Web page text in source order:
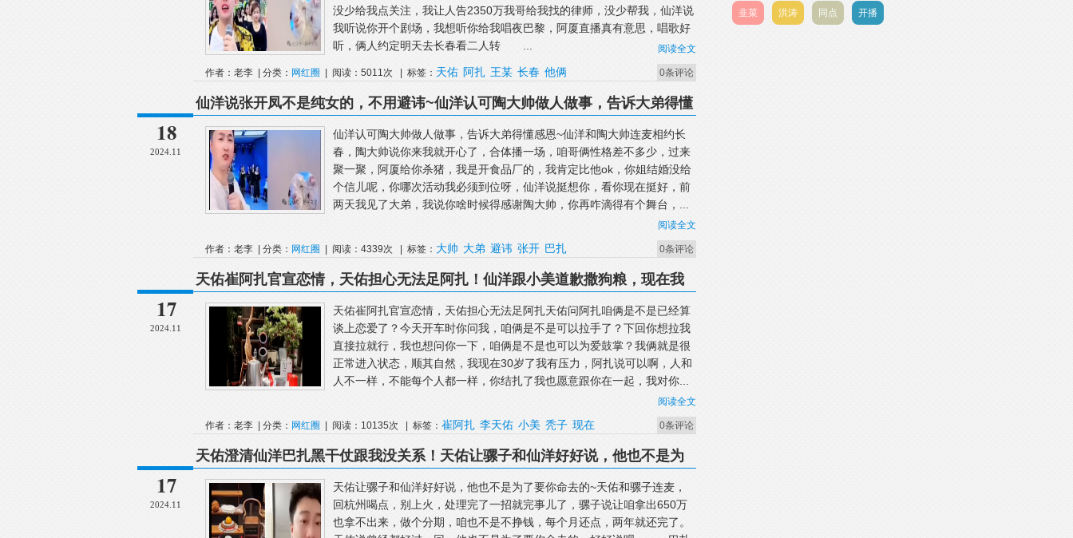
没少给我点关注，我让人告2350万我哥给我找的律师，没少帮我，仙洋说
我听说你开个剧场，我想听你给我唱夜巴黎，阿厦直播真有意思，唱歌好
听，俩人约定明天去长春看二人转 ...
阅读全文
0条评论
作者：老李 | 分类： 网红圈 | 阅读：5011次 | 标签： 天佑 阿扎 王某 长春 他俩
18
2024.11
仙洋说张开凤不是纯女的，不用避讳~仙洋认可陶大帅做人做事，告诉大弟得懂
感恩~
仙洋认可陶大帅做人做事，告诉大弟得懂感恩~仙洋和陶大帅连麦相约长
春，陶大帅说你来我就开心了，合体播一场，咱哥俩性格差不多少，过来
聚一聚，阿厦给你杀猪，我是开食品厂的，我肯定比他ok，你姐结婚没给
个信儿呢，你哪次活动我必须到位呀，仙洋说挺想你，看你现在挺好，前
两天我见了大弟，我说你啥时候得感谢陶大帅，你再咋滴得有个舞台，...
阅读全文
0条评论
作者：老李 | 分类： 网红圈 | 阅读：4339次 | 标签： 大帅 大弟 避讳 张开 巴扎
17
2024.11
天佑崔阿扎官宣恋情，天佑担心无法足阿扎！仙洋跟小美道歉撒狗粮，现在我
对女人比较伤心~
天佑崔阿扎官宣恋情，天佑担心无法足阿扎天佑问阿扎咱俩是不是已经算
谈上恋爱了？今天开车时你问我，咱俩是不是可以拉手了？下回你想拉我
直接拉就行，我也想问你一下，咱俩是不是也可以为爱鼓掌？我俩就是很
正常进入状态，顺其自然，我现在30岁了我有压力，阿扎说可以啊，人和
人不一样，不能每个人都一样，你结扎了我也愿意跟你在一起，我对你...
阅读全文
0条评论
作者：老李 | 分类： 网红圈 | 阅读：10135次 | 标签： 崔阿扎 李天佑 小美 秃子 现在
17
2024.11
天佑澄清仙洋巴扎黑干仗跟我没关系！天佑让骡子和仙洋好好说，他也不是为
了要你命去的~
天佑让骡子和仙洋好好说，他也不是为了要你命去的~天佑和骡子连麦，
回杭州喝点，别上火，处理完了一招就完事儿了，骡子说让咱拿出650万
也拿不出来，做个分期，咱也不是不挣钱，每个月还点，两年就还完了。
韭菜 洪涛 同点 开播